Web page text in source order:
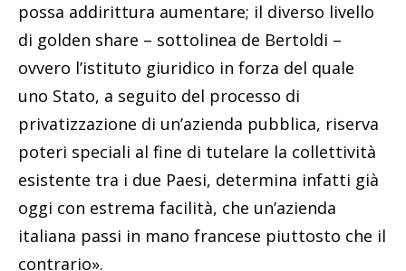
possa addirittura aumentare; il diverso livello
di golden share – sottolinea de Bertoldi –
ovvero l’istituto giuridico in forza del quale
uno Stato, a seguito del processo di
privatizzazione di un’azienda pubblica, riserva
poteri speciali al fine di tutelare la collettività
esistente tra i due Paesi, determina infatti già
oggi con estrema facilità, che un’azienda
italiana passi in mano francese piuttosto che il
contrario».